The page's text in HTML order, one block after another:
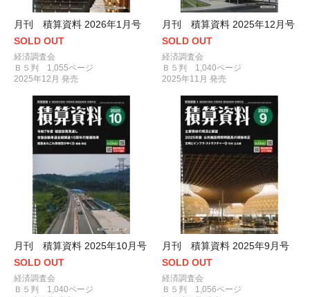
月刊 積算資料 2026年1月号
SOLD OUT
経済調査会
Ｂ５判 1,055ページ
2025年12月 発売
月刊 積算資料 2025年12月号
SOLD OUT
経済調査会
Ｂ５判 1,040ページ
2025年11月 発売
月刊 積算資料 2025年10月号
SOLD OUT
経済調査会
Ｂ５判 1,040ページ
月刊 積算資料 2025年9月号
SOLD OUT
経済調査会
Ｂ５判 1,056ページ